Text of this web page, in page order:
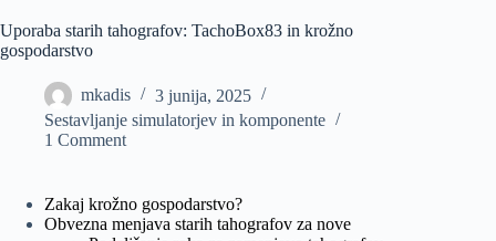
Uporaba starih tahografov: TachoBox83 in krožno
gospodarstvo
mkadis
3 junija, 2025
Sestavljanje simulatorjev in komponente
1 Comment
Zakaj krožno gospodarstvo?
Obvezna menjava starih tahografov za nove